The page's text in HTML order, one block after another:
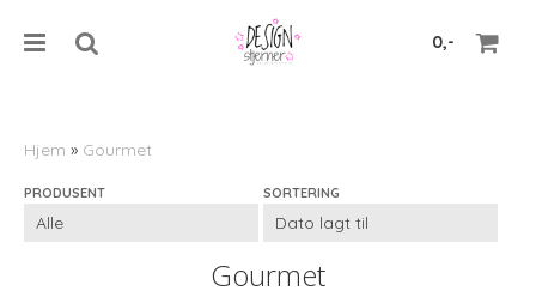
0,-
Hjem » Gourmet
PRODUSENT SORTERING
Gourmet